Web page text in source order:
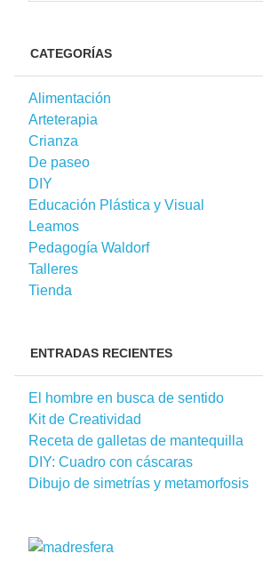
CATEGORÍAS
Alimentación
Arteterapia
Crianza
De paseo
DIY
Educación Plástica y Visual
Leamos
Pedagogía Waldorf
Talleres
Tienda
ENTRADAS RECIENTES
El hombre en busca de sentido
Kit de Creatividad
Receta de galletas de mantequilla
DIY: Cuadro con cáscaras
Dibujo de simetrías y metamorfosis